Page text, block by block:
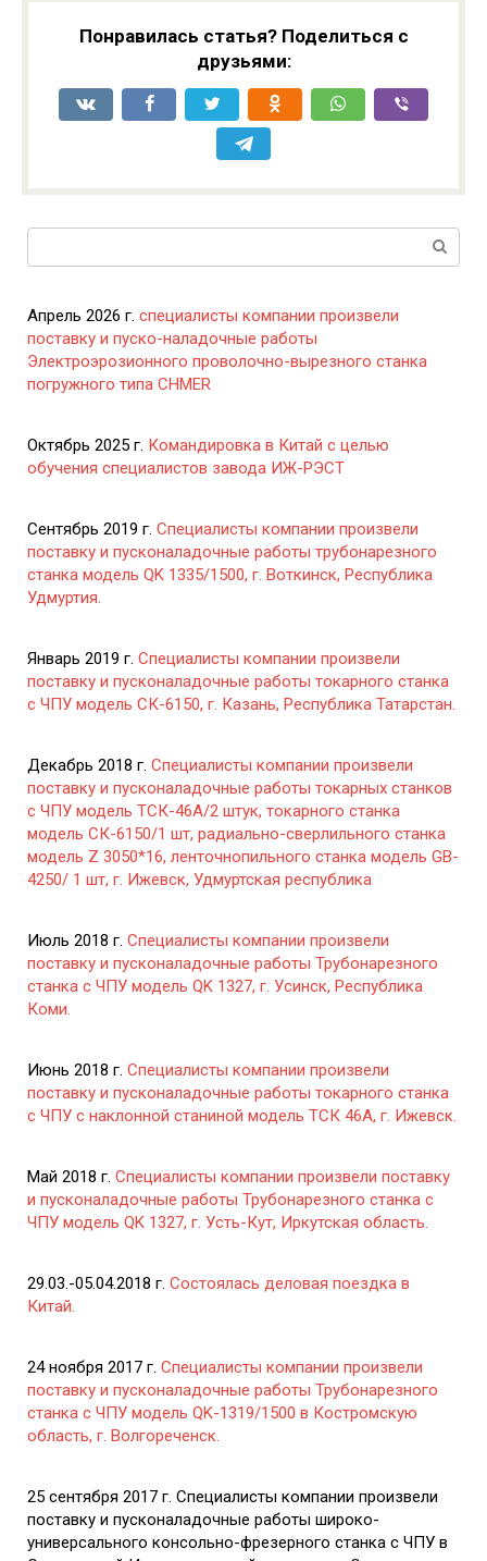
Понравилась статья? Поделиться с
друзьями:
Апрель 2026 г. специалисты компании произвели
поставку и пуско-наладочные работы
Электроэрозионного проволочно-вырезного станка
погружного типа CHMER
Октябрь 2025 г. Командировка в Китай с целью
обучения специалистов завода ИЖ-РЭСТ
Сентябрь 2019 г. Специалисты компании произвели
поставку и пусконаладочные работы трубонарезного
станка модель QK 1335/1500, г. Воткинск, Республика
Удмуртия.
Январь 2019 г. Специалисты компании произвели
поставку и пусконаладочные работы токарного станка
с ЧПУ модель СК-6150, г. Казань, Республика Татарстан.
Декабрь 2018 г. Специалисты компании произвели
поставку и пусконаладочные работы токарных станков
с ЧПУ модель ТСК-46А/2 штук, токарного станка
модель СК-6150/1 шт, радиально-сверлильного станка
модель Z 3050*16, ленточнопильного станка модель GB-
4250/ 1 шт, г. Ижевск, Удмуртская республика
Июль 2018 г. Специалисты компании произвели
поставку и пусконаладочные работы Трубонарезного
станка с ЧПУ модель QK 1327, г. Усинск, Республика
Коми.
Июнь 2018 г. Специалисты компании произвели
поставку и пусконаладочные работы токарного станка
с ЧПУ с наклонной станиной модель ТСК 46А, г. Ижевск.
Май 2018 г. Специалисты компании произвели поставку
и пусконаладочные работы Трубонарезного станка с
ЧПУ модель QK 1327, г. Усть-Кут, Иркутская область.
29.03.-05.04.2018 г. Состоялась деловая поездка в
Китай.
24 ноября 2017 г. Специалисты компании произвели
поставку и пусконаладочные работы Трубонарезного
станка с ЧПУ модель QK-1319/1500 в Костромскую
область, г. Волгореченск.
25 сентября 2017 г. Специалисты компании произвели
поставку и пусконаладочные работы широко-
универсального консольно-фрезерного станка с ЧПУ в